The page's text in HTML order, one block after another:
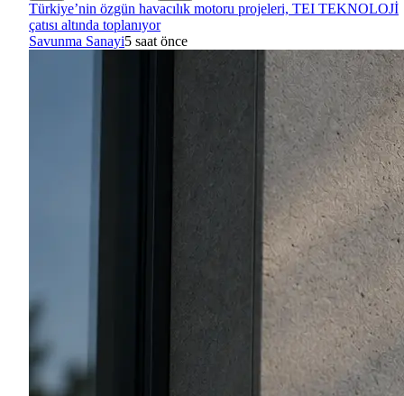
Türkiye’nin özgün havacılık motoru projeleri, TEI TEKNOLOJİ
çatısı altında toplanıyor
Savunma Sanayi5 saat önce